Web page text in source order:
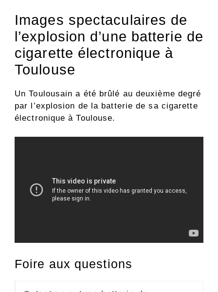
Images spectaculaires de
l’explosion d’une batterie de
cigarette électronique à
Toulouse
Un Toulousain a été brûlé au deuxième degré
par l’explosion de la batterie de sa cigarette
électronique à Toulouse.
Foire aux questions